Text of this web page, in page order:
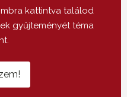
kattintva találod
gyűjteményét téma